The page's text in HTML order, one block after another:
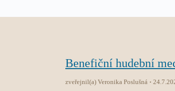
Benefiční hudební
zveřejnil(a) Veronika Poslušná